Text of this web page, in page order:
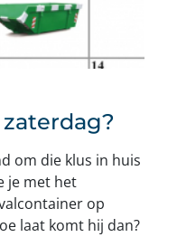
om die klus in huis
je met het
op
laat komt hij dan?